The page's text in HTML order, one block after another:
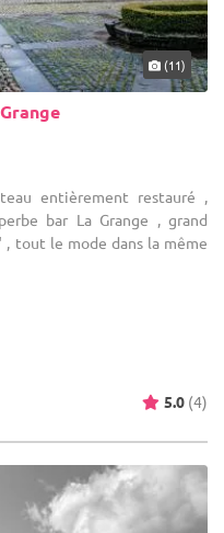
(11)
entièrement restauré ,
bar La Grange , grand
tout le mode dans la même
5.0 (4)